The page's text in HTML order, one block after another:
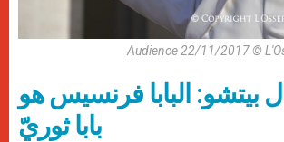
Audience 22/11/2017 ©
بيتشو: البابا فرنسيس هو
بابا ثوريّ